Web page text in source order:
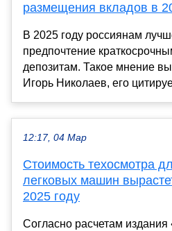
размещения вкладов в
В 2025 году россиянам
предпочтение
депозитам. Такое мнение
Игорь Николаев, его
12:17, 04 Мар
Стоимость техосмотра
легковых машин
2025 году
Согласно расчетам